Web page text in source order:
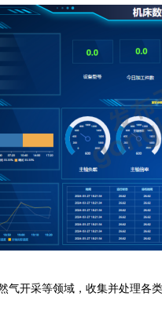
气开采等领域，收集并处理各